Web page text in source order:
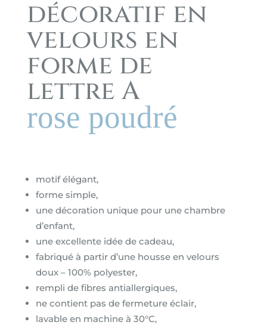
décoratif en
velours en
forme de
lettre A
rose poudré
motif élégant,
forme simple,
une décoration unique pour une chambre
d’enfant,
une excellente idée de cadeau,
fabriqué à partir d’une housse en velours
doux – 100% polyester,
rempli de fibres antiallergiques,
ne contient pas de fermeture éclair,
lavable en machine à 30°C,